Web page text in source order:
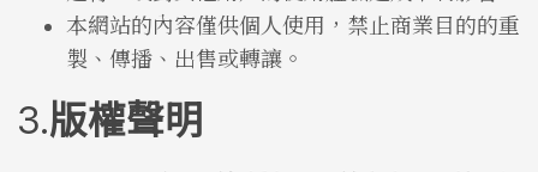
本網站的內容僅供個人使用，禁止商業目的的重
製、傳播、出售或轉讓。
版權聲明